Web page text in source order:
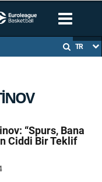
TR
“Spurs, Bana
Ciddi Bir Teklif